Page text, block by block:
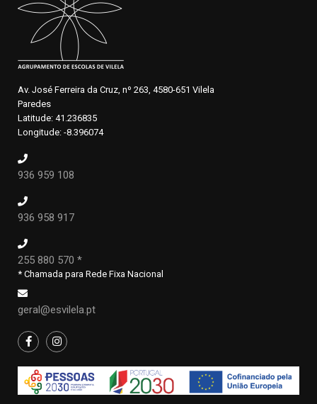
Av. José Ferreira da Cruz, nº 263, 4580-651 Vilela
Paredes
Latitude: 41.236835
Longitude: -8.396074
936 959 108
936 958 917
255 880 570 *
* Chamada para Rede Fixa Nacional
geral@esvilela.pt